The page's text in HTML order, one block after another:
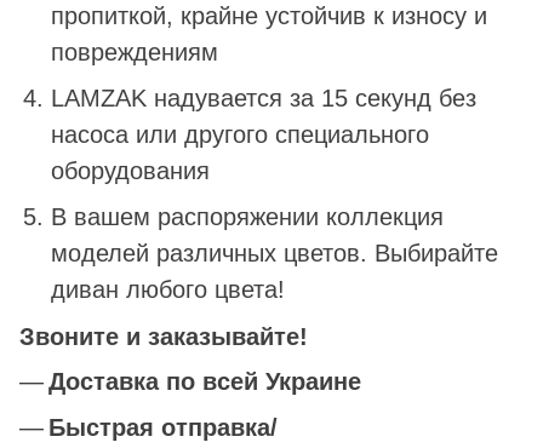
пропиткой, крайне устойчив к износу и
повреждениям
LAMZAK надувается за 15 секунд без
насоса или другого специального
оборудования
В вашем распоряжении коллекция
моделей различных цветов. Выбирайте
диван любого цвета!
Звоните и заказывайте!
Доставка по всей Украине
Быстрая отправка/